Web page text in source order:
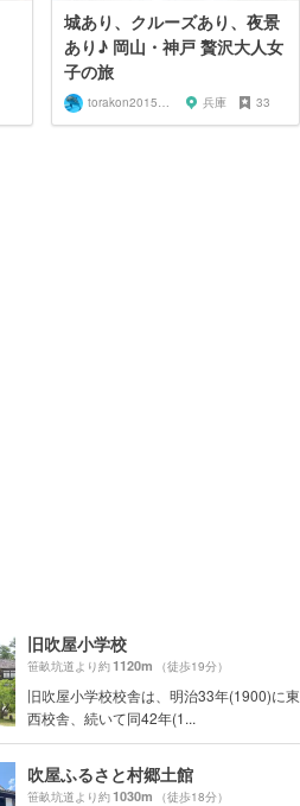
城あり、クルーズあり、夜景
あり♪ 岡山・神戸 贅沢大人女
子の旅
torakon20150801 兵庫 33
旧吹屋小学校
笹畝坑道より約1120m （徒歩19分）
旧吹屋小学校校舎は、明治33年(1900)に東
西校舎、続いて同42年(1...
吹屋ふるさと村郷土館
笹畝坑道より約1030m （徒歩18分）